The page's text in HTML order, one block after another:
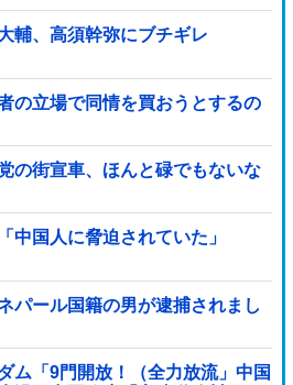
輔、高須幹弥にブチギレ
の立場で同情を買おうとするの
の街宣車、ほんと碌でもないな
中国人に脅迫されていた」
パール国籍の男が逮捕されまし
ム「9門開放！（全力放流」中国